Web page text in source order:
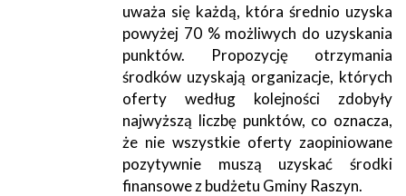
uważa się każdą, która średnio uzyska
powyżej 70 % możliwych do uzyskania
punktów. Propozycję otrzymania
środków uzyskają organizacje, których
oferty według kolejności zdobyły
najwyższą liczbę punktów, co oznacza,
że nie wszystkie oferty zaopiniowane
pozytywnie muszą uzyskać środki
finansowe z budżetu Gminy Raszyn.